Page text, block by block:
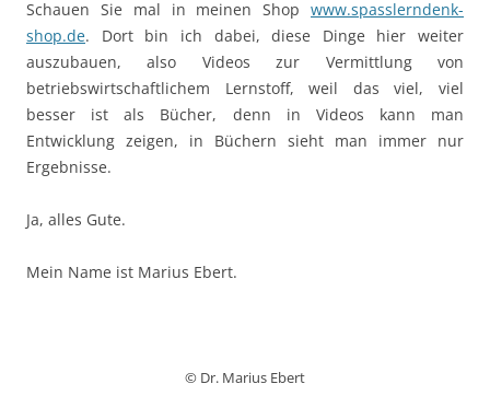
Schauen Sie mal in meinen Shop www.spasslerndenk-
shop.de. Dort bin ich dabei, diese Dinge hier weiter
auszubauen, also Videos zur Vermittlung von
betriebswirtschaftlichem Lernstoff, weil das viel, viel
besser ist als Bücher, denn in Videos kann man
Entwicklung zeigen, in Büchern sieht man immer nur
Ergebnisse.
Ja, alles Gute.
Mein Name ist Marius Ebert.
© Dr. Marius Ebert